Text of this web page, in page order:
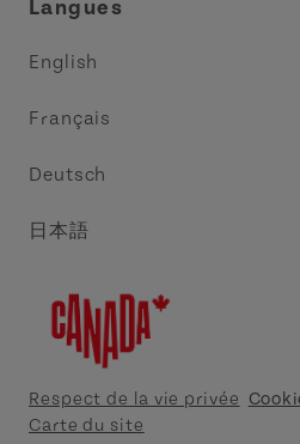
Indigeneous IPE
Meet PEI
Tourism Cavendish Beach
Langues
English
Français
Deutsch
日本語
Respect de la vie privée
Carte du site